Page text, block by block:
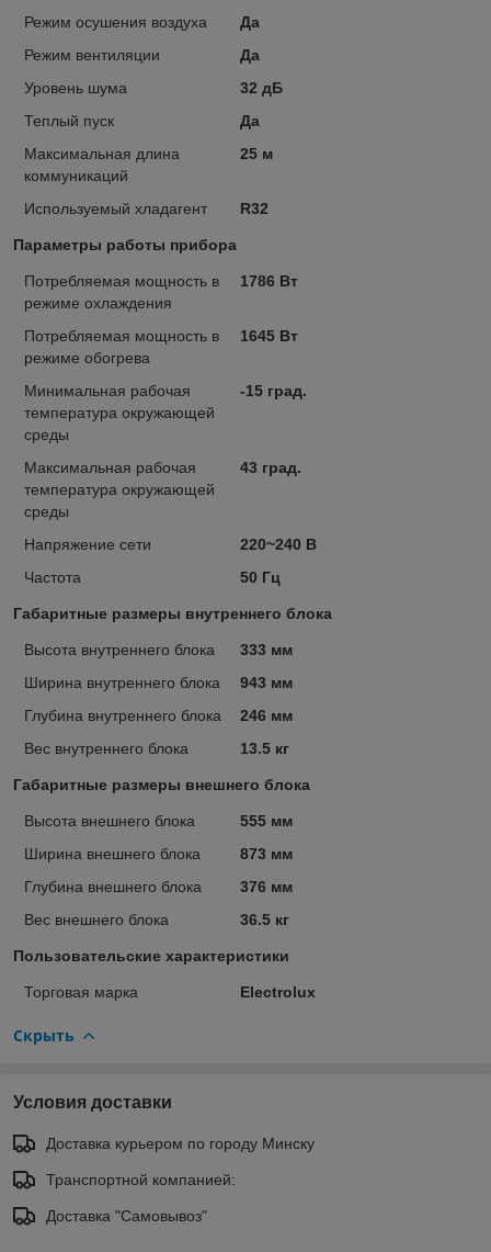
Режим осушения воздуха
Да
Режим вентиляции
Да
Уровень шума
32 дБ
Теплый пуск
Да
Максимальная длина
коммуникаций
25 м
Используемый хладагент R32
Параметры работы прибора
Потребляемая мощность в
режиме охлаждения
1786 Вт
Потребляемая мощность в
режиме обогрева
1645 Вт
Минимальная рабочая
температура окружающей
среды
-15 град.
Максимальная рабочая
температура окружающей
среды
43 град.
Напряжение сети
220~240 В
Частота
50 Гц
Габаритные размеры внутреннего блока
Высота внутреннего блока
333 мм
Ширина внутреннего блока
943 мм
Глубина внутреннего блока
246 мм
Вес внутреннего блока
13.5 кг
Габаритные размеры внешнего блока
Высота внешнего блока
555 мм
Ширина внешнего блока
873 мм
Глубина внешнего блока
376 мм
Вес внешнего блока
36.5 кг
Пользовательские характеристики
Торговая марка Electrolux
Скрыть
Условия доставки
Доставка курьером по городу Минску
Транспортной компанией:
Доставка "Самовывоз"